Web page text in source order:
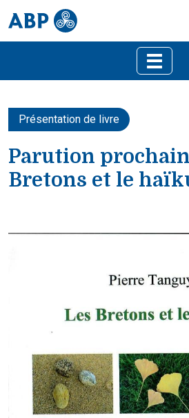
Présentation de livre
Parution
Bretons et le